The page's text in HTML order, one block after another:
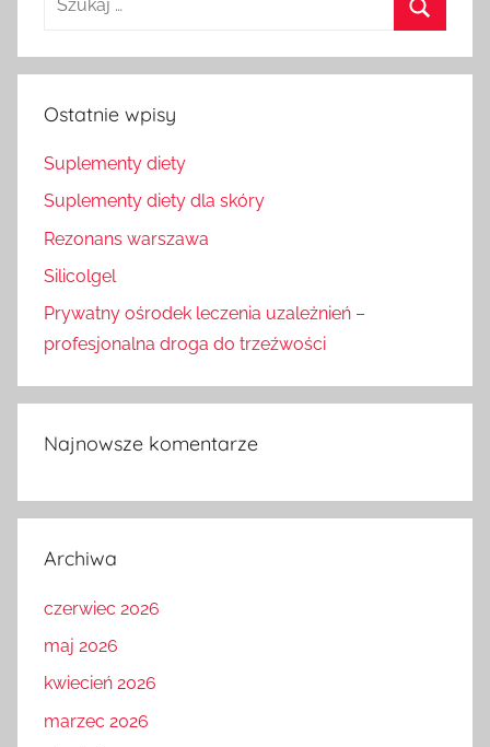
Ostatnie wpisy
Suplementy diety
Suplementy diety dla skóry
Rezonans warszawa
Silicolgel
Prywatny ośrodek leczenia uzależnień –
profesjonalna droga do trzeźwości
Najnowsze komentarze
Archiwa
czerwiec 2026
maj 2026
kwiecień 2026
marzec 2026